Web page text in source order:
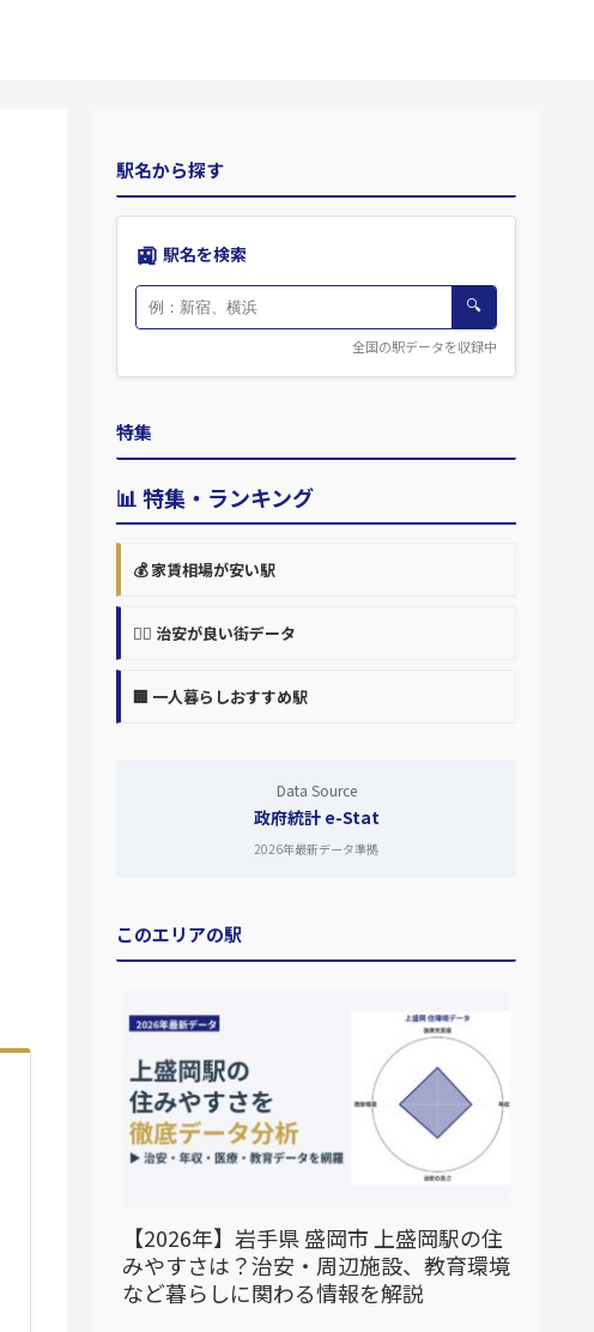
駅名から探す
🚉 駅名を検索
🔍
全国の駅データを収録中
特集
📊 特集・ランキング
💰 家賃相場が安い駅
👮‍♀️ 治安が良い街データ
🏢 一人暮らしおすすめ駅
Data Source
政府統計 e-Stat
2026年最新データ準拠
このエリアの駅
【2026年】岩手県 盛岡市 上盛岡駅の住
みやすさは？治安・周辺施設、教育環境
など暮らしに関わる情報を解説